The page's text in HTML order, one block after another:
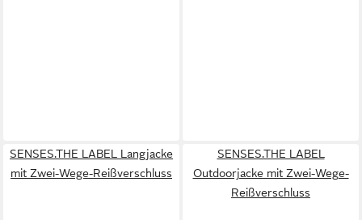
SENSES.THE LABEL Langjacke
mit Zwei-Wege-Reißverschluss
SENSES.THE LABEL
Outdoorjacke mit Zwei-Wege-
Reißverschluss